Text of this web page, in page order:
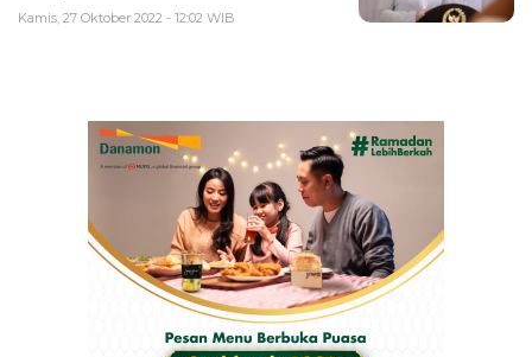
Kamis, 27 Oktober 2022 - 12:02 WIB